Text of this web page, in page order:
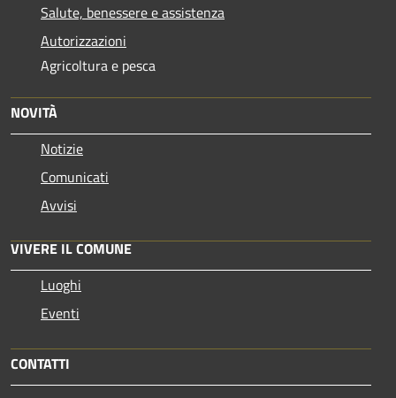
Salute, benessere e assistenza
Autorizzazioni
Agricoltura e pesca
NOVITÀ
Notizie
Comunicati
Avvisi
VIVERE IL COMUNE
Luoghi
Eventi
CONTATTI